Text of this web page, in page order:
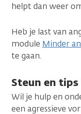
helpt dan weer
Heb je last van
module Minder
te gaan.
Steun en
Wil je hulp en
een agressieve